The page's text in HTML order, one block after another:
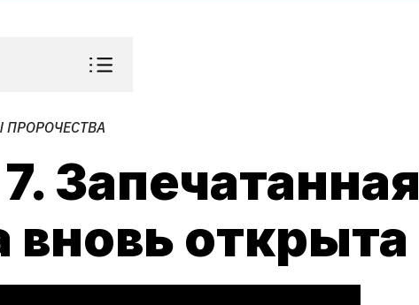
Запечатанная
вновь открыта